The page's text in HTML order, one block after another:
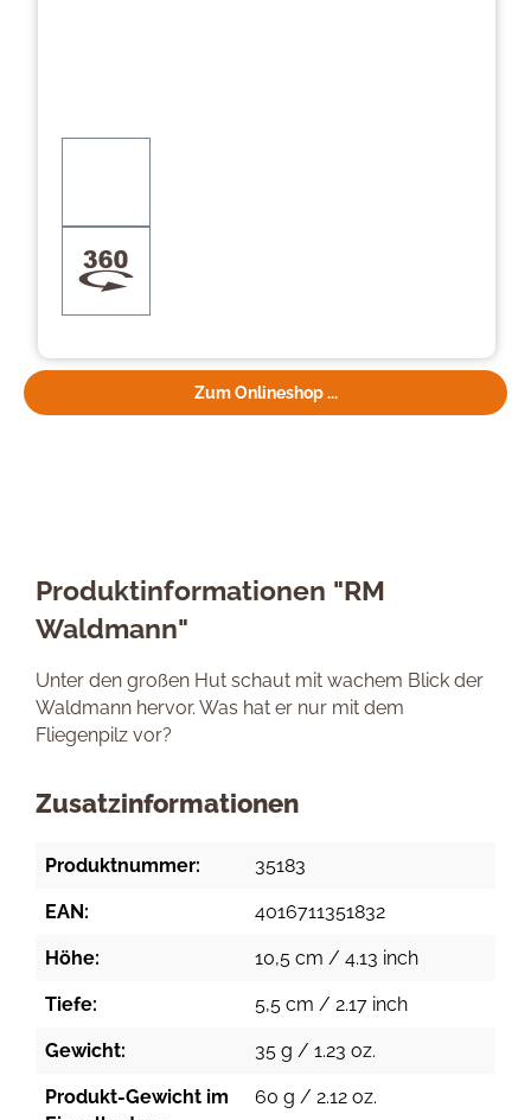
Zum Onlineshop ...
Produktinformationen "RM
Waldmann"
Unter den großen Hut schaut mit wachem Blick der
Waldmann hervor. Was hat er nur mit dem
Fliegenpilz vor?
Zusatzinformationen
Produktnummer: 35183
EAN: 4016711351832
Höhe: 10,5 cm / 4.13 inch
Tiefe: 5,5 cm / 2.17 inch
Gewicht: 35 g / 1.23 oz.
Produkt-Gewicht im
60 g / 2.12 oz.